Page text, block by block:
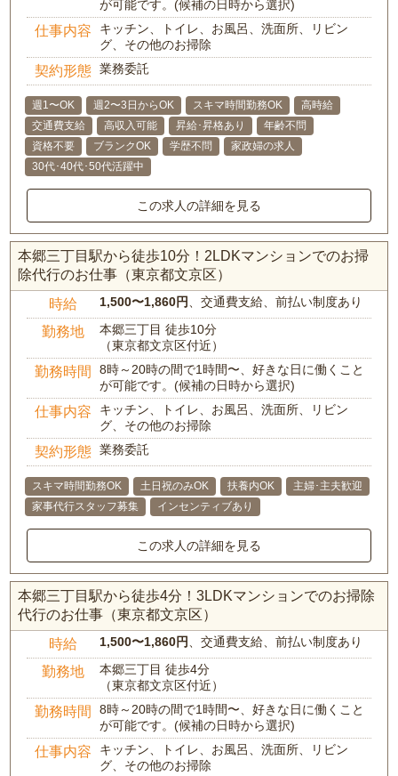
が可能です。(候補の日時から選択)
仕事内容
キッチン、トイレ、お風呂、洗面所、リビン
グ、その他のお掃除
契約形態 業務委託
週1〜OK 週2〜3日からOK スキマ時間勤務OK
高時給
交通費支給
高収入可能 昇給･昇格あり
年齢不問
資格不要
ブランクOK 学歴不問
家政婦の求人
30代･40代･50代活躍中
この求人の詳細を見る
本郷三丁目駅から徒歩10分！2LDKマンションでのお掃
除代行のお仕事（東京都文京区）
時給 1,500〜1,860円 、交通費支給、前払い制度あり
勤務地
本郷三丁目 徒歩10分
（東京都文京区付近）
勤務時間
8時～20時の間で1時間〜、好きな日に働くこと
が可能です。(候補の日時から選択)
仕事内容
キッチン、トイレ、お風呂、洗面所、リビン
グ、その他のお掃除
契約形態 業務委託
スキマ時間勤務OK 土日祝のみOK 扶養内OK
主婦･主夫歓迎
家事代行スタッフ募集
インセンティブあり
この求人の詳細を見る
本郷三丁目駅から徒歩4分！3LDKマンションでのお掃除
代行のお仕事（東京都文京区）
時給 1,500〜1,860円 、交通費支給、前払い制度あり
勤務地
本郷三丁目 徒歩4分
（東京都文京区付近）
勤務時間
8時～20時の間で1時間〜、好きな日に働くこと
が可能です。(候補の日時から選択)
仕事内容
キッチン、トイレ、お風呂、洗面所、リビン
グ、その他のお掃除